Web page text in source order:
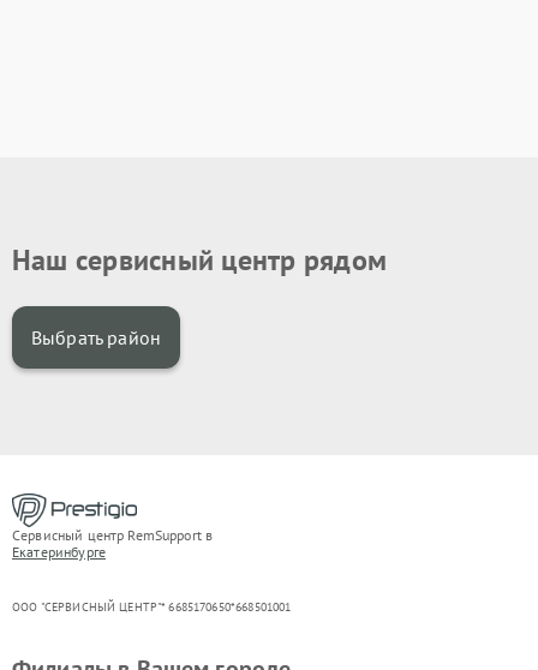
Наш сервисный центр рядом
Выбрать район
Сервисный центр RemSupport в
Екатеринбурге
ООО "СЕРВИСНЫЙ ЦЕНТР"* 6685170650*668501001